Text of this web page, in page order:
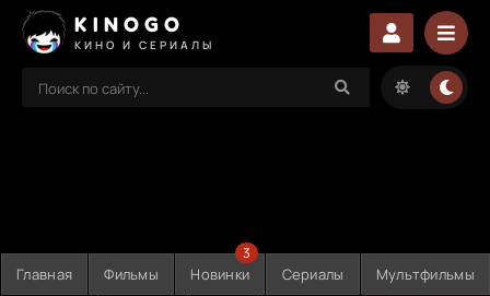
KINOGO
КИНО И СЕРИАЛЫ
Главная Фильмы Новинки
3
Сериалы Мультфильмы